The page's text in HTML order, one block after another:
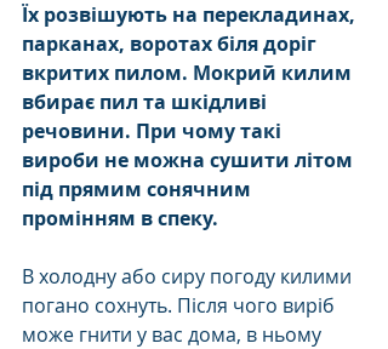
Їх розвішують на перекладинах,
парканах, воротах біля доріг
вкритих пилом. Мокрий килим
вбирає пил та шкідливі
речовини. При чому такі
вироби не можна сушити літом
під прямим сонячним
промінням в спеку.
В холодну або сиру погоду килими
погано сохнуть. Після чого виріб
може гнити у вас дома, в ньому